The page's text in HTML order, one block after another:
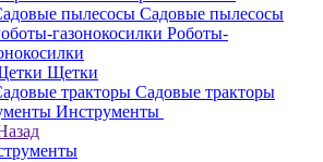
Садовые пылесосы
Роботы-
Щетки
Садовые тракторы
Инструменты